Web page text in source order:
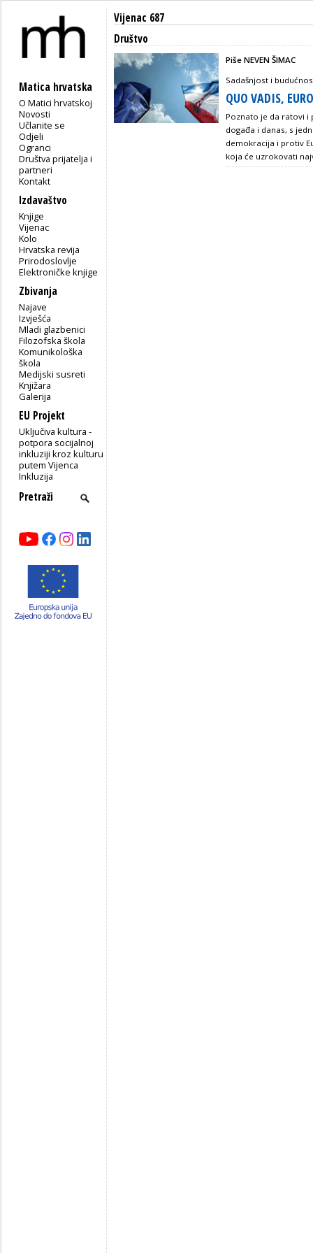
Matica hrvatska
O Matici hrvatskoj
Novosti
Učlanite se
Odjeli
Ogranci
Društva prijatelja i
partneri
Kontakt
Izdavaštvo
Knjige
Vijenac
Kolo
Hrvatska revija
Prirodoslovlje
Elektroničke knjige
Zbivanja
Najave
Izvješća
Mladi glazbenici
Filozofska škola
Komunikološka
škola
Medijski susreti
Knjižara
Galerija
EU Projekt
Uključiva kultura -
potpora socijalnoj
inkluziji kroz kulturu
putem Vijenca
Inkluzija
Vijenac 687
Društvo
Piše NEVEN ŠIMAC
Sadašnjost i
QUO VADIS,
Poznato je da ratovi i
događa i danas, s
demokracija i protiv
koja će uzrokovati